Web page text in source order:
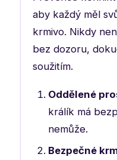
aby každý měl
krmivo. Nikdy
bez dozoru,
soužitím.
Oddělené
králík má
nemůže.
Bezpečné